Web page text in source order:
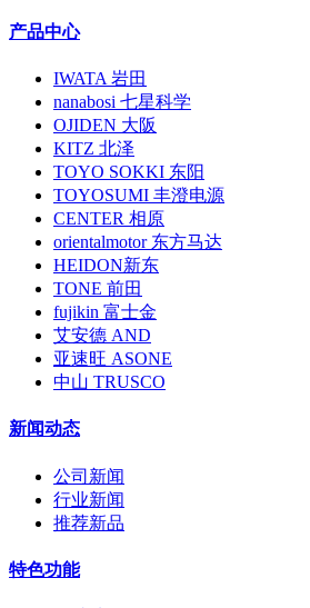
产品中心
IWATA 岩田
nanabosi 七星科学
OJIDEN 大阪
KITZ 北泽
TOYO SOKKI 东阳
TOYOSUMI 丰澄电源
CENTER 相原
orientalmotor 东方马达
HEIDON新东
TONE 前田
fujikin 富士金
艾安德 AND
亚速旺 ASONE
中山 TRUSCO
新闻动态
公司新闻
行业新闻
推荐新品
特色功能